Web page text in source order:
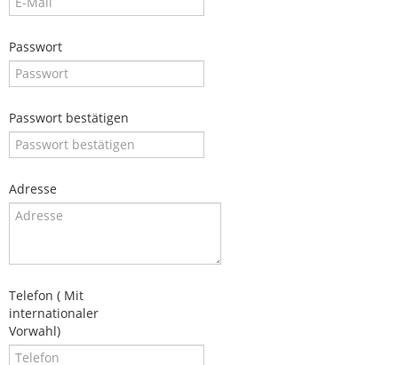
Passwort
Passwort bestätigen
Adresse
Telefon ( Mit
internationaler
Vorwahl)